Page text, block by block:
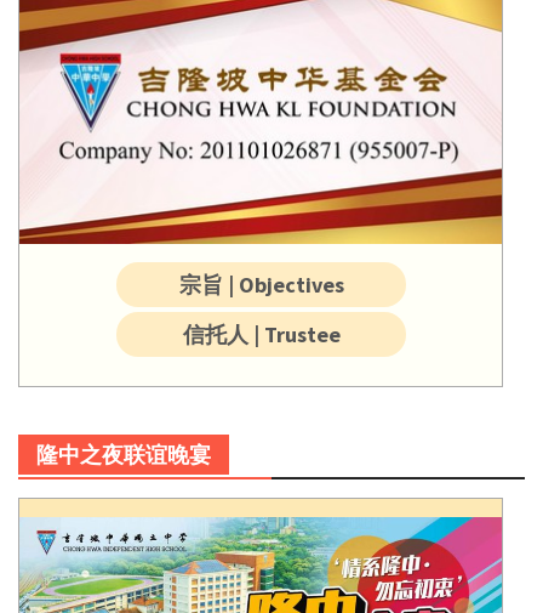
宗旨 | Objectives
信托人 | Trustee
隆中之夜联谊晚宴